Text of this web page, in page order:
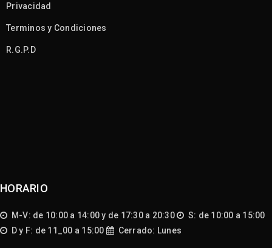
Privacidad
Terminos y Condiciones
R.G.P.D
HORARIO
M-V: de 10:00 a 14:00 y de 17:30 a 20:30
S: de 10:00 a 15:00
D y F: de 11_00 a 15:00
Cerrado: Lunes